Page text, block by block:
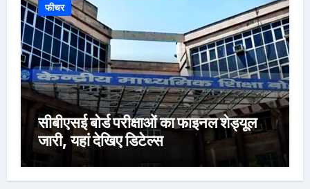
फीचर
सीबीएसई बोर्ड परीक्षाओं का फाइनल शेड्यूल
जारी, यहां देखिए डिटेल्स